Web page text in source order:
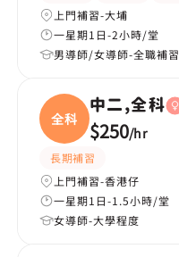
上門補習-大埔
一星期1日-2小時/堂
男導師/女導師-全職補習
全科
中二,全科
$250/hr
長期補習
上門補習-香港仔
一星期1日-1.5小時/堂
女導師-大學程度